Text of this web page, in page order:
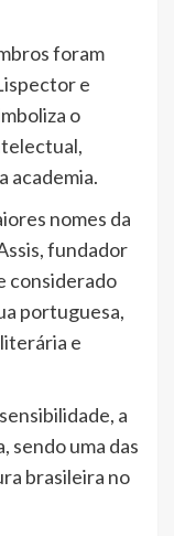
foram
e
o
academia.
nomes da
fundador
considerado
portuguesa,
e
a
sendo uma das
brasileira no